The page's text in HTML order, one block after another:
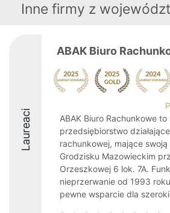
Inne firmy z
Laureaci
ABAK Biuro
ABAK Biuro Rachunkowe to
przedsiębiorstwo
rachunkowej, mające
Grodzisku Mazowieckim
Orzeszkowej 6 lok. 7A.
nieprzerwanie od 1993
pewne wsparcie dla